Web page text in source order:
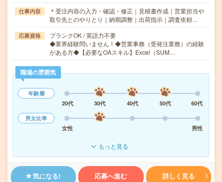
仕事内容
＊受注内容の入力・確認・修正｜見積書作成｜営業担当や
取引先とのやりとり｜納期調整｜出荷指示｜調査依頼…
応募資格
ブランクOK / 英語力不要
◆業界経験問いません！◆営業事務（受発注業務）の経験
がある方◆【必要なOAスキル】Excel（SUM…
職場の雰囲気
年齢層
20代
30代 40代 50代
60代
男女比率
女性
男性
もっと見る
気になる! 応募へ進む 詳しく見る